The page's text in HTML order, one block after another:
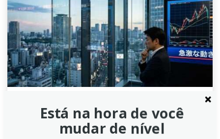
Euro cede terreno ante a Libra
Esterlina com inflação mais
Está na hora de você
mudar de nível